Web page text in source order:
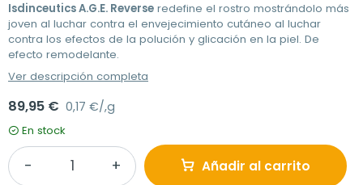
Isdinceutics A.G.E. Reverse redefine el rostro mostrándolo más
joven al luchar contra el envejecimiento cutáneo al luchar
contra los efectos de la polución y glicación en la piel. De
efecto remodelante.
Ver descripción completa
89,95 € 0,17 €/,g
En stock
Añadir al carrito